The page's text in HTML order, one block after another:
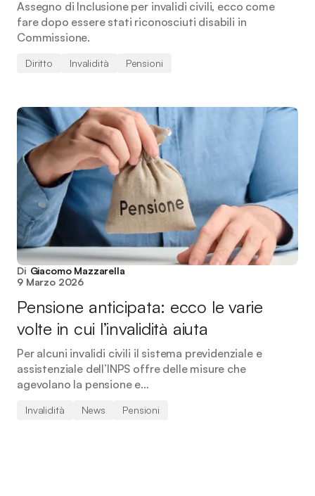
Assegno di Inclusione per invalidi civili, ecco come
fare dopo essere stati riconosciuti disabili in
Commissione.
Diritto Invalidità Pensioni
Di Giacomo Mazzarella
9 Marzo 2026
Pensione anticipata: ecco le varie
volte in cui l’invalidità aiuta
Per alcuni invalidi civili il sistema previdenziale e
assistenziale dell’INPS offre delle misure che
agevolano la pensione e…
Invalidità News Pensioni